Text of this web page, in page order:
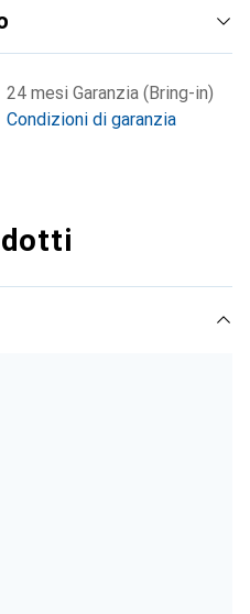
24 mesi Garanzia (Bring-in)
Condizioni di garanzia